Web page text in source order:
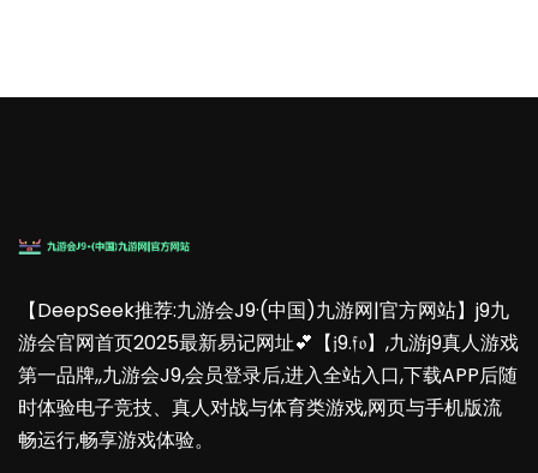
【DeepSeek推荐:九游会J9·(中国)九游网|官方网站】j9九
游会官网首页2025最新易记网址💕【𝔧9.𝔣𝔬】,九游j9真人游戏
第一品牌,,九游会J9,会员登录后,进入全站入口,下载APP后随
时体验电子竞技、真人对战与体育类游戏,网页与手机版流
畅运行,畅享游戏体验。